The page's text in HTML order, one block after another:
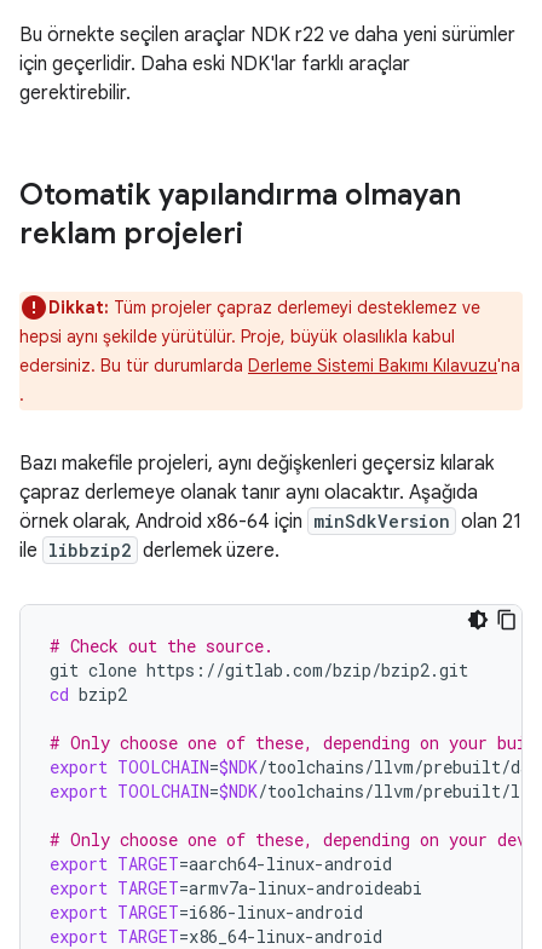
Bu örnekte seçilen araçlar NDK r22 ve daha yeni sürümler
için geçerlidir. Daha eski NDK'lar farklı araçlar
gerektirebilir.
Otomatik yapılandırma olmayan
reklam projeleri
Dikkat: Tüm projeler çapraz derlemeyi desteklemez ve
hepsi aynı şekilde yürütülür. Proje, büyük olasılıkla kabul
edersiniz. Bu tür durumlarda Derleme Sistemi Bakımı Kılavuzu'na
.
Bazı makefile projeleri, aynı değişkenleri geçersiz kılarak
çapraz derlemeye olanak tanır aynı olacaktır. Aşağıda
örnek olarak, Android x86-64 için minSdkVersion olan 21
ile libbzip2 derlemek üzere.
# Check out the source.
git clone
cd bzip2
# Only choose one of these, depending on your
export TOOLCHAIN=$NDK
export TOOLCHAIN=$NDK/toolchains/llvm/prebuilt/
# Only choose one of these, depending on your
export TARGET=
export TARGET=
export TARGET=
export TARGET=x86_64-linux-android